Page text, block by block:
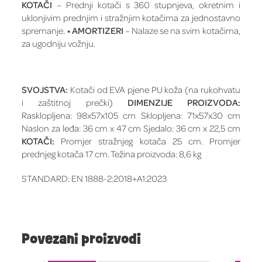
KOTAČI – Prednji kotači s 360 stupnjeva, okretnim i
uklonjivim prednjim i stražnjim kotačima za jednostavno
spremanje. • AMORTIZERI – Nalaze se na svim kotačima,
za ugodniju vožnju.
SVOJSTVA: Kotači od EVA pjene PU koža (na rukohvatu
i zaštitnoj prečki) DIMENZIJE PROIZVODA:
Rasklopljena: 98x57x105 cm Sklopljena: 71x57x30 cm
Naslon za leđa: 36 cm x 47 cm Sjedalo: 36 cm x 22,5 cm
KOTAČI: Promjer stražnjeg kotača 25 cm. Promjer
prednjeg kotača 17 cm. Težina proizvoda: 8,6 kg
STANDARD: EN 1888-2:2018+A1:2023
Povezani proizvodi